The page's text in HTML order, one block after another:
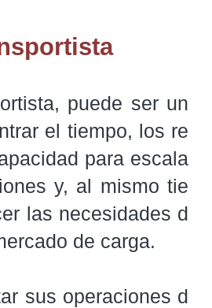
puede ser un
el tiempo, los re
para escala
y, al mismo tie
las necesidades d
de carga.
sus operaciones d